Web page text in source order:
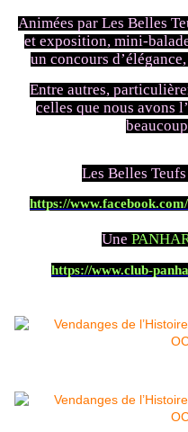
Animées par Les Belles
et exposition, mini-
un concours
Entre autres,
celles que nous avons
Les Belles
https://
Une
https://www.club-